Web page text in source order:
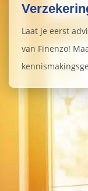
Laat je eerst
van Finenzo!